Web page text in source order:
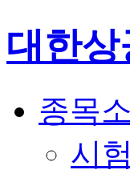
대한
종목
시